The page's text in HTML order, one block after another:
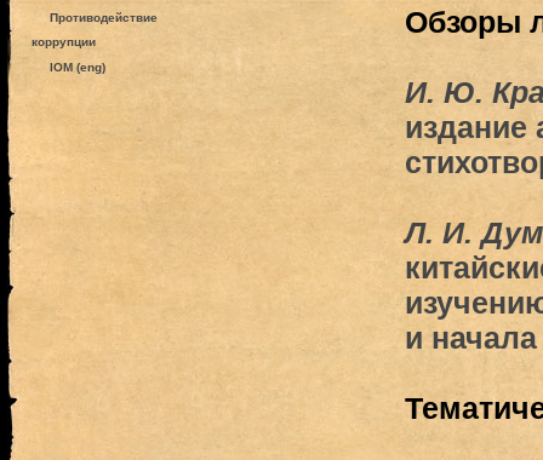
Противодействие
коррупции
IOM (eng)
Обзоры
И. Ю.
издание
Л. И.
и